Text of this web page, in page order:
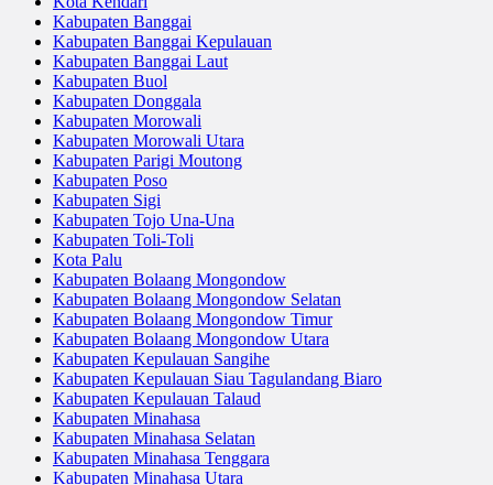
Kabupaten Banggai
Kabupaten Banggai Kepulauan
Kabupaten Banggai Laut
Kabupaten Buol
Kabupaten Donggala
Kabupaten Morowali
Kabupaten Morowali Utara
Kabupaten Parigi Moutong
Kabupaten Poso
Kabupaten Sigi
Kabupaten Tojo Una-Una
Kabupaten Toli-Toli
Kota Palu
Kabupaten Bolaang Mongondow
Kabupaten Bolaang Mongondow Selatan
Kabupaten Bolaang Mongondow Timur
Kabupaten Bolaang Mongondow Utara
Kabupaten Kepulauan Sangihe
Kabupaten Kepulauan Siau Tagulandang Biaro
Kabupaten Kepulauan Talaud
Kabupaten Minahasa
Kabupaten Minahasa Selatan
Kabupaten Minahasa Tenggara
Kabupaten Minahasa Utara